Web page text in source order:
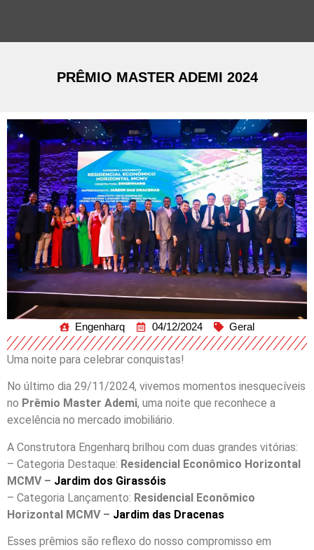
PRÊMIO MASTER ADEMI 2024
Engenharq 04/12/2024 Geral
Uma noite para celebrar conquistas!
No último dia 29/11/2024, vivemos momentos inesquecíveis
no Prêmio Master Ademi, uma noite que reconhece a
excelência no mercado imobiliário.
A Construtora Engenharq brilhou com duas grandes vitórias:
– Categoria Destaque: Residencial Econômico Horizontal
MCMV – Jardim dos Girassóis
– Categoria Lançamento: Residencial Econômico
Horizontal MCMV – Jardim das Dracenas
Esses prêmios são reflexo do nosso compromisso em